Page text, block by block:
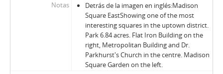
Notas
Detrás de la imagen en inglés:Madison
Square EastShowing one of the most
interesting squares in the uptown district.
Park 6.84 acres. Flat Iron Building on the
right, Metropolitan Building and Dr.
Parkhurst's Church in the centre. Madison
Square Garden on the left.